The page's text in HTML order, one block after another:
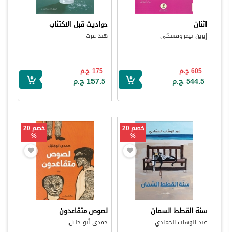
اثنان
إيرين نيمروفسكي
605 ج.م
544.5 ج.م
حواديت قبل الاكتئاب
هند عزت
175 ج.م
157.5 ج.م
خصم 20
%
سنة القطط السمان
عبد الوهاب الحمادي
خصم 20
%
لصوص متقاعدون
حمدى أبو جليل